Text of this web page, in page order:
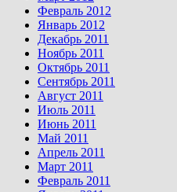
Февраль 2012
Январь 2012
Декабрь 2011
Ноябрь 2011
Октябрь 2011
Сентябрь 2011
Август 2011
Июль 2011
Июнь 2011
Май 2011
Апрель 2011
Март 2011
Февраль 2011